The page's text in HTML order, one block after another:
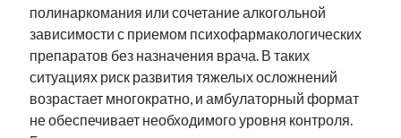
полинаркомания или сочетание алкогольной
зависимости с приемом психофармакологических
препаратов без назначения врача. В таких
ситуациях риск развития тяжелых осложнений
возрастает многократно, и амбулаторный формат
не обеспечивает необходимого уровня контроля.